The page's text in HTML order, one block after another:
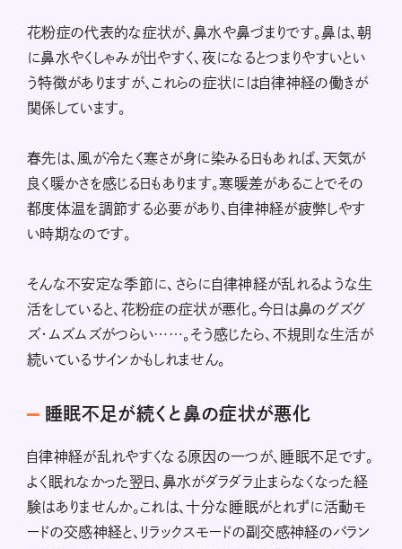
花粉症の代表的な症状が、鼻水や鼻づまりです。鼻は、朝
に鼻水やくしゃみが出やすく、夜になるとつまりやすいとい
う特徴がありますが、これらの症状には自律神経の働きが
関係しています。
春先は、風が冷たく寒さが身に染みる日もあれば、天気が
良く暖かさを感じる日もあります。寒暖差があることでその
都度体温を調節する必要があり、自律神経が疲弊しやす
い時期なのです。
そんな不安定な季節に、さらに自律神経が乱れるような生
活をしていると、花粉症の症状が悪化。今日は鼻のグズグ
ズ・ムズムズがつらい……。そう感じたら、不規則な生活が
続いているサインかもしれません。
睡眠不足が続くと鼻の症状が悪化
自律神経が乱れやすくなる原因の一つが、睡眠不足です。
よく眠れなかった翌日、鼻水がダラダラ止まらなくなった経
験はありませんか。これは、十分な睡眠がとれずに活動モ
ードの交感神経と、リラックスモードの副交感神経のバラン